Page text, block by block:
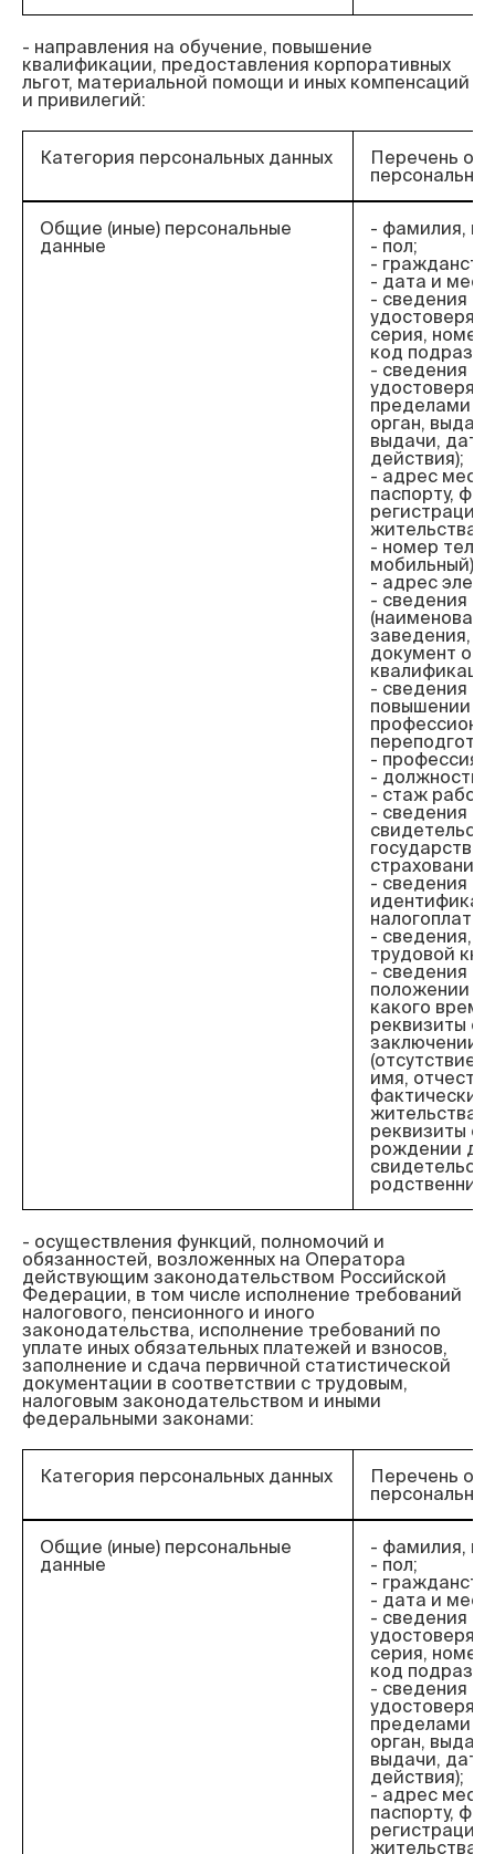
- направления на обучение, повышение
квалификации, предоставления корпоративных
льгот, материальной помощи и иных компенсаций
Категория персональных данных
Перечень
Общие (иные) персональные
данные
- фамилия,
- пол;
-
- дата и
- сведения о
серия,
код
- сведения о
пределами
орган,
выдачи, дата
действия);
- адрес
паспорту,
регистрации
жительства;
- номер
мобильный);
- адрес
- сведения
заведения,
документ об
- сведения
повышении
- профессия;
- должность;
- стаж
- сведения о
страхования;
- сведения об
- сведения,
трудовой
- сведения о
положении
какого
реквизиты
заключении
(отсутствие)
имя,
жительства
реквизиты
рождении
- осуществления функций, полномочий и
обязанностей, возложенных на Оператора
действующим законодательством Российской
Федерации, в том числе исполнение требований
налогового, пенсионного и иного
законодательства, исполнение требований по
уплате иных обязательных платежей и взносов,
заполнение и сдача первичной статистической
документации в соответствии с трудовым,
налоговым законодательством и иными
Категория персональных данных
Перечень
Общие (иные) персональные
данные
- фамилия,
- пол;
-
- дата и
- сведения о
серия,
код
- сведения о
пределами
орган,
выдачи, дата
действия);
- адрес
паспорту,
регистрации
жительства;